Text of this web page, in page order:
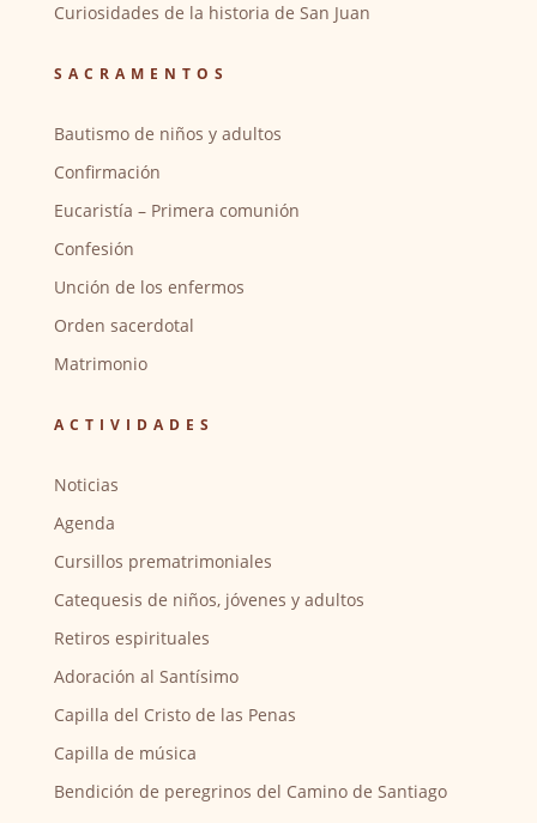
Curiosidades de la historia de San Juan
SACRAMENTOS
Bautismo de niños y adultos
Confirmación
Eucaristía – Primera comunión
Confesión
Unción de los enfermos
Orden sacerdotal
Matrimonio
ACTIVIDADES
Noticias
Agenda
Cursillos prematrimoniales
Catequesis de niños, jóvenes y adultos
Retiros espirituales
Adoración al Santísimo
Capilla del Cristo de las Penas
Capilla de música
Bendición de peregrinos del Camino de Santiago